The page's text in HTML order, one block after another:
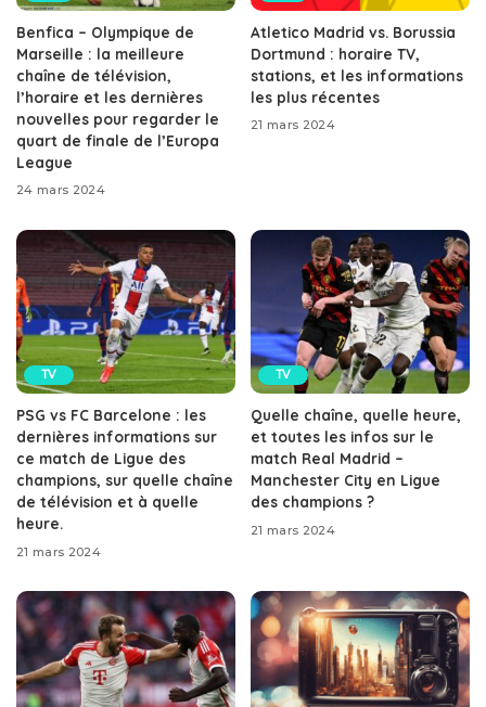
Benfica – Olympique de
Marseille : la meilleure
chaîne de télévision,
l’horaire et les dernières
nouvelles pour regarder le
quart de finale de l’Europa
League
24 mars 2024
Atletico Madrid vs. Borussia
Dortmund : horaire TV,
stations, et les informations
les plus récentes
21 mars 2024
TV
PSG vs FC Barcelone : les
dernières informations sur
ce match de Ligue des
champions, sur quelle chaîne
de télévision et à quelle
heure.
21 mars 2024
TV
Quelle chaîne, quelle heure,
et toutes les infos sur le
match Real Madrid –
Manchester City en Ligue
des champions ?
21 mars 2024